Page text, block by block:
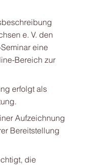
e. V. den
eine
Bereich zur
erfolgt als
Aufzeichnung
Bereitstellung
die